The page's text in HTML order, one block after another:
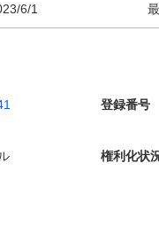
6/1
登録番号
権利化状